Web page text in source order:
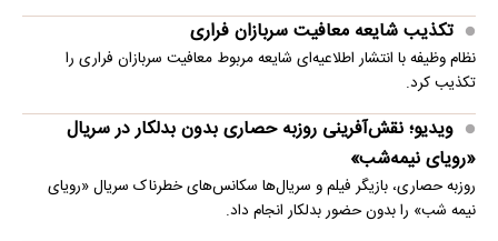
تکذیب شایعه معافیت سربازان فراری
نظام وظیفه با انتشار اطلاعیه‌ای شایعه مربوط معافیت سربازان فراری را
تکذیب کرد.
ویدیو؛ نقش‌آفرینی روزبه حصاری بدون بدلکار در سریال
«رویای نیمه‌شب»
روزبه حصاری، بازیگر فیلم و سریال‌ها سکانس‌های خطرناک سریال «رویای
نیمه شب» را بدون حضور بدلکار انجام داد.